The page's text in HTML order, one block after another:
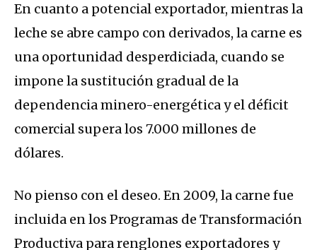
En cuanto a potencial exportador, mientras la
leche se abre campo con derivados, la carne es
una oportunidad desperdiciada, cuando se
impone la sustitución gradual de la
dependencia minero-energética y el déficit
comercial supera los 7.000 millones de
dólares.
No pienso con el deseo. En 2009, la carne fue
incluida en los Programas de Transformación
Productiva para renglones exportadores y